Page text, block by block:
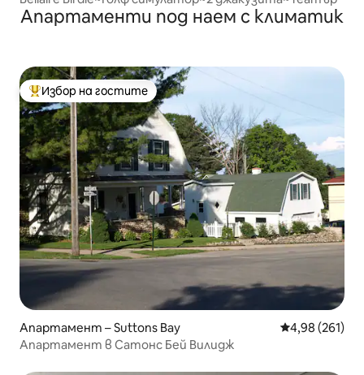
Апартаменти под наем с климатик
Най-популярен избор на гостите
Избор на гостите
Апартамент – Suttons Bay Средна
4,98 (261)
Апартамент в Сатонс Бей Вилидж